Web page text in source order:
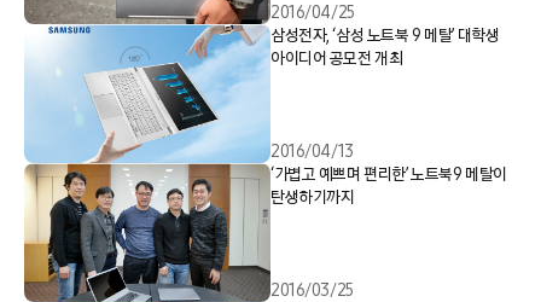
2016/04/25
삼성전자, ‘삼성 노트북 9 메탈’ 대학생
아이디어 공모전 개최
2016/04/13
‘가볍고 예쁘며 편리한’ 노트북9 메탈이
탄생하기까지
2016/03/25